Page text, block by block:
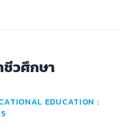
ชีวศึกษา
EDUCATION :